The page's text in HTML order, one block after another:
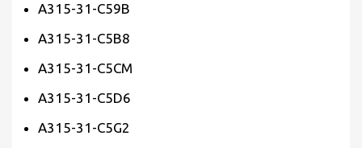
A315-31-C59B
A315-31-C5B8
A315-31-C5CM
A315-31-C5D6
A315-31-C5G2